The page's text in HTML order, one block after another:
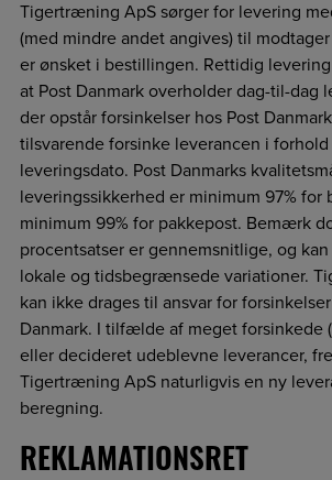
Tigertræning ApS sørger for levering
(med mindre andet angives) til
er ønsket i bestillingen. Rettidig
at Post Danmark overholder dag-til-dag
der opstår forsinkelser hos Post
tilsvarende forsinke leverancen i
leveringsdato. Post Danmarks
leveringssikkerhed er minimum 97% for
minimum 99% for pakkepost. Bemærk
procentsatser er gennemsnitlige, og
lokale og tidsbegrænsede variationer.
kan ikke drages til ansvar for
Danmark. I tilfælde af meget forsinkede
eller decideret udeblevne leverancer,
Tigertræning ApS naturligvis en ny
beregning.
REKLAMATIONSRET